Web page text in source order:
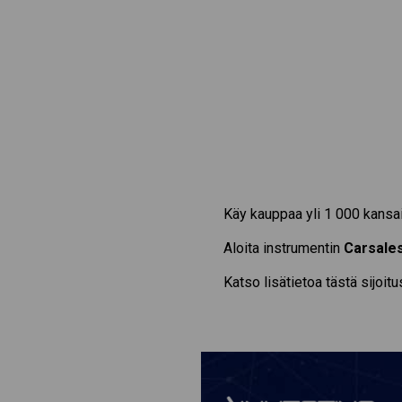
Käy kauppaa yli 1 000
Aloita instrumentin
Katso lisätietoa tästä